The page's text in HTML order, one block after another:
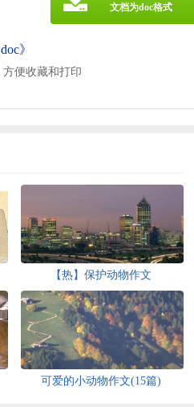
》
便收藏和打印
文档为doc格式
【热】保护动物作文
可爱的小动物作文(15篇)